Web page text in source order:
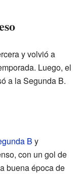
y volvió a
Luego, el
a la Segunda B.
B y
con un gol de
buena época de